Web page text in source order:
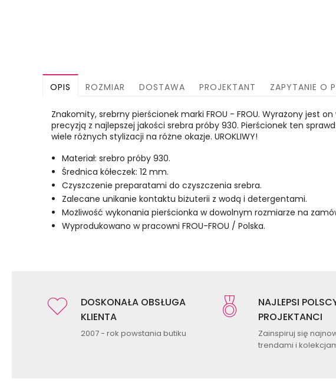
OPIS ROZMIAR DOSTAWA PROJEKTANT ZAPYTANIE O
Znakomity, srebrny pierścionek marki FROU - FROU. Wyrażony jest
precyzją z najlepszej jakości srebra próby 930. Pierścionek ten
wiele różnych stylizacji na różne okazje. UROKLIWY!
Materiał: srebro próby 930.
Średnica kółeczek: 12 mm.
Czyszczenie preparatami do czyszczenia srebra.
Zalecane unikanie kontaktu biżuterii z wodą i detergentami.
Możliwość wykonania pierścionka w dowolnym rozmiarze na
Wyprodukowano w pracowni FROU-FROU / Polska.
DOSKONAŁA OBSŁUGA
KLIENTA
2007 - rok powstania butiku
NAJLEPSI
PROJEKTANCI
Zainspiruj się
trendami i